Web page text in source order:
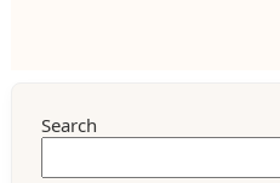
Search